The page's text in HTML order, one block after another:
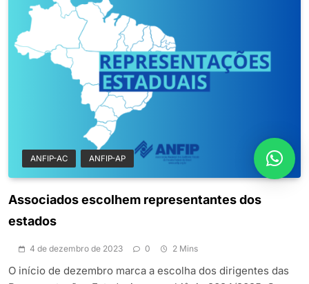
ANFIP-AC ANFIP-AP
Associados escolhem representantes dos
estados
4 de dezembro de 2023 0 2 Mins
O início de dezembro marca a escolha dos dirigentes das